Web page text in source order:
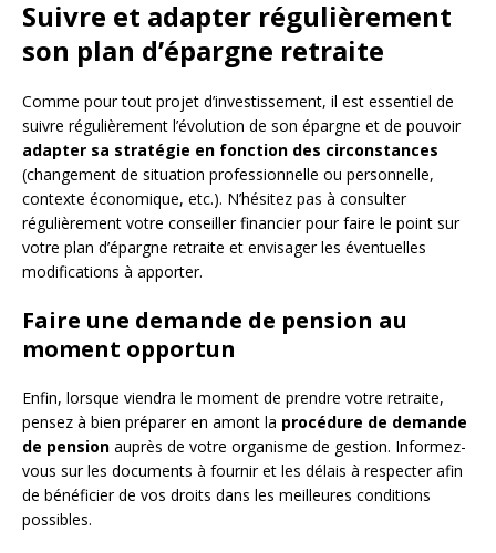
Suivre et adapter régulièrement
son plan d’épargne retraite
Comme pour tout projet d’investissement, il est essentiel de
suivre régulièrement l’évolution de son épargne et de pouvoir
adapter sa stratégie en fonction des circonstances
(changement de situation professionnelle ou personnelle,
contexte économique, etc.). N’hésitez pas à consulter
régulièrement votre conseiller financier pour faire le point sur
votre plan d’épargne retraite et envisager les éventuelles
modifications à apporter.
Faire une demande de pension au
moment opportun
Enfin, lorsque viendra le moment de prendre votre retraite,
pensez à bien préparer en amont la procédure de demande
de pension auprès de votre organisme de gestion. Informez-
vous sur les documents à fournir et les délais à respecter afin
de bénéficier de vos droits dans les meilleures conditions
possibles.